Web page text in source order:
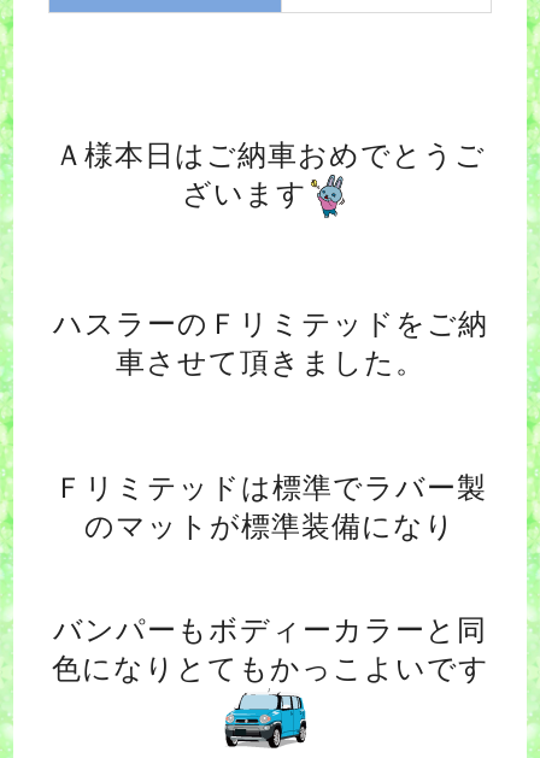
Ａ様本日はご納車おめでとうご
ざいます
ハスラーのＦリミテッドをご納
車させて頂きました。
Ｆリミテッドは標準でラバー製
のマットが標準装備になり
バンパーもボディーカラーと同
色になりとてもかっこよいです